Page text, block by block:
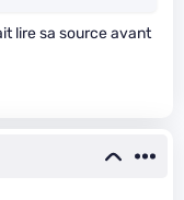
lire sa source avant